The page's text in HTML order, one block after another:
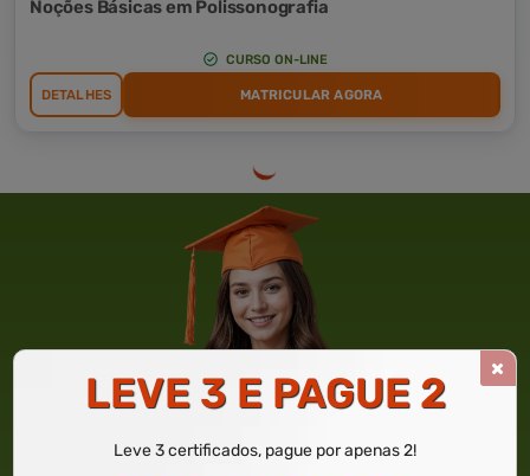
Noções Básicas em Polissonografia
CURSO ON-LINE
DETALHES MATRICULAR AGORA
LEVE 3 E PAGUE 2
Leve 3 certificados, pague por apenas 2!